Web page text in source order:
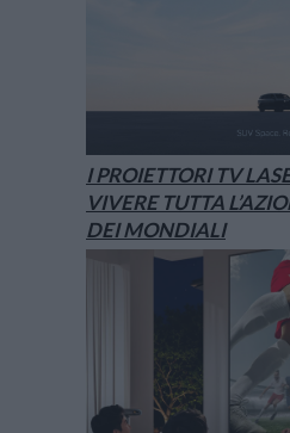
I PROIETTORI TV
VIVERE TUTTA
DEI MONDIALI